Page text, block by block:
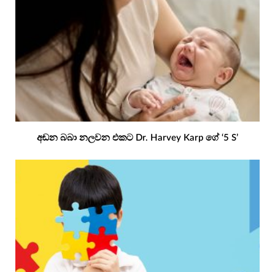
අඬන බබා නලවන එකට Dr. Harvey Karp ගේ ‘5 S’